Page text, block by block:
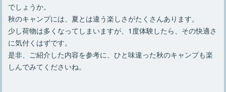
でしょうか。
秋のキャンプには、夏とは違う楽しさがたくさんあります。
少し荷物は多くなってしまいますが、1度体験したら、その快適さ
に気付くはずです。
是非、ご紹介した内容を参考に、ひと味違った秋のキャンプも楽
しんでみてくださいね。